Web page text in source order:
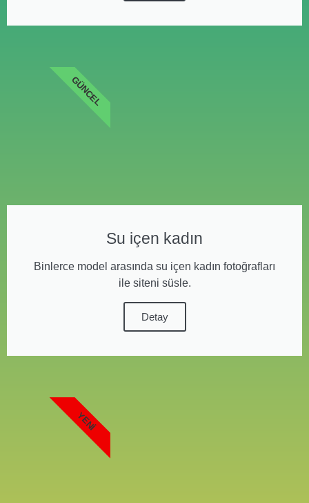
Su içen kadın
Binlerce model arasında su içen kadın fotoğrafları
ile siteni süsle.
Detay
GÜNCEL
YENI